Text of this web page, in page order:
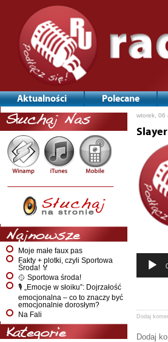
Aktualności Polecane
Słuchaj Nas
Najnowsze
Moje małe faux pas
Fakty + plotki, czyli Sportowa
Środa! 🏅
🥎 Sportowa środa!
🎙️ „Emocje w słoiku”: Dojrzałość
emocjonalna – co to znaczy być
emocjonalnie dorosłym?
Na Fali
Kategorie
wtorek, 06
Dodaj
Dodaj